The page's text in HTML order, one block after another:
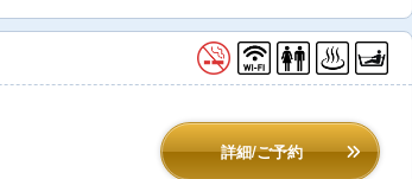
詳細/ご予約